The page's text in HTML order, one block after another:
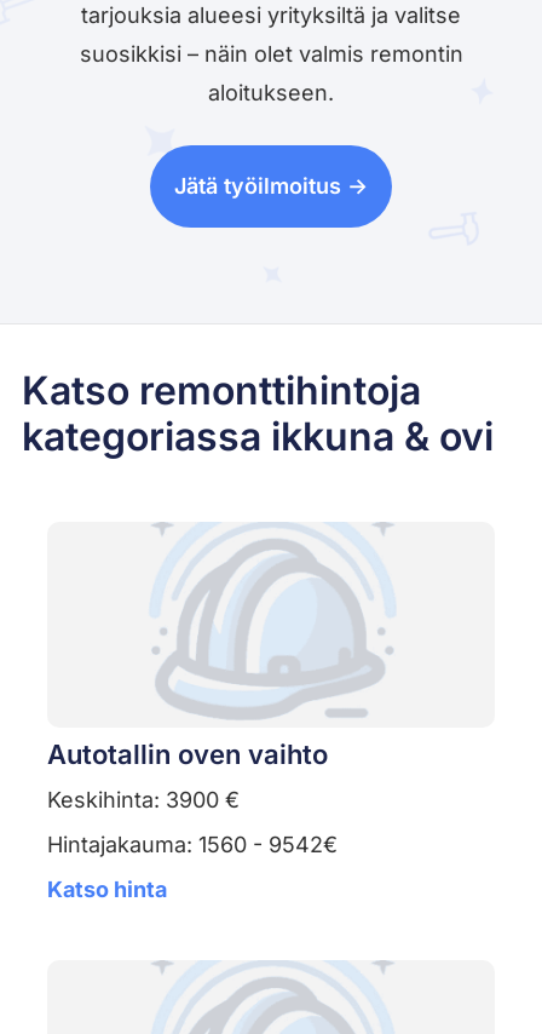
tarjouksia alueesi yrityksiltä ja valitse
suosikkisi – näin olet valmis remontin
aloitukseen.
Jätä työilmoitus ->
Katso remonttihintoja
kategoriassa ikkuna & ovi
Autotallin oven vaihto
Keskihinta: 3900 €
Hintajakauma: 1560 - 9542€
Katso hinta